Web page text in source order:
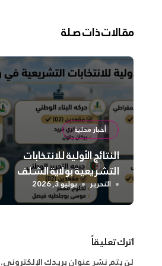
مقالات ذات صلة
أخبار محلية
النتائج الأولية للانتخابات
التشريعية بولاية الشلف
التحرير يوليو 3, 2026
اترك تعليقاً
لن يتم نشر عنوان بريدك الإلكتروني.